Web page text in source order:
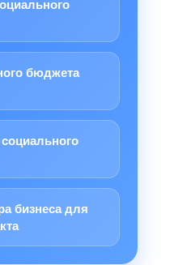
бюджета
бизнеса для